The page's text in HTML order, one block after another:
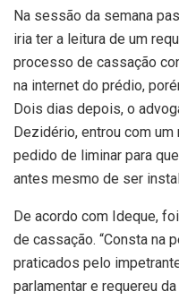
Na sessão da semana
iria ter a leitura de um
processo de cassação
na internet do prédio,
Dois dias depois, o
Dezidério, entrou com
pedido de liminar para
antes mesmo de ser
De acordo com Ideque,
de cassação. “Consta na
praticados pelo
parlamentar e requereu